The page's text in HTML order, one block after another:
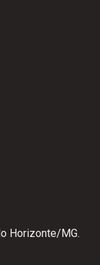
Horizonte/MG.